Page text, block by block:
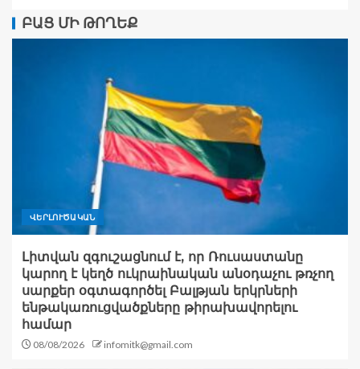
ԲԱՑ ՄԻ ԹՈՂԵՔ
ՎԵՐԼՈՒԾԱԿԱՆ
Լիտվան զգուշացնում է, որ Ռուսաստանը
կարող է կեղծ ուկրաինական անօդաչու թռչող
սարքեր օգտագործել Բալթյան երկրների
ենթակառուցվածքները թիրախավորելու
համար
08/08/2026 infomitk@gmail.com